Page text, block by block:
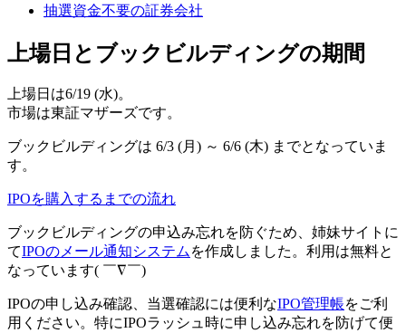
抽選資金不要の証券会社
上場日とブックビルディングの期間
上場日は6/19 (水)。
市場は東証マザーズです。
ブックビルディングは 6/3 (月) ～ 6/6 (木) までとなっていま
す。
IPOを購入するまでの流れ
ブックビルディングの申込み忘れを防ぐため、姉妹サイトに
てIPOのメール通知システムを作成しました。利用は無料と
なっています( ￣∇￣)
IPOの申し込み確認、当選確認には便利なIPO管理帳をご利
用ください。特にIPOラッシュ時に申し込み忘れを防げて便